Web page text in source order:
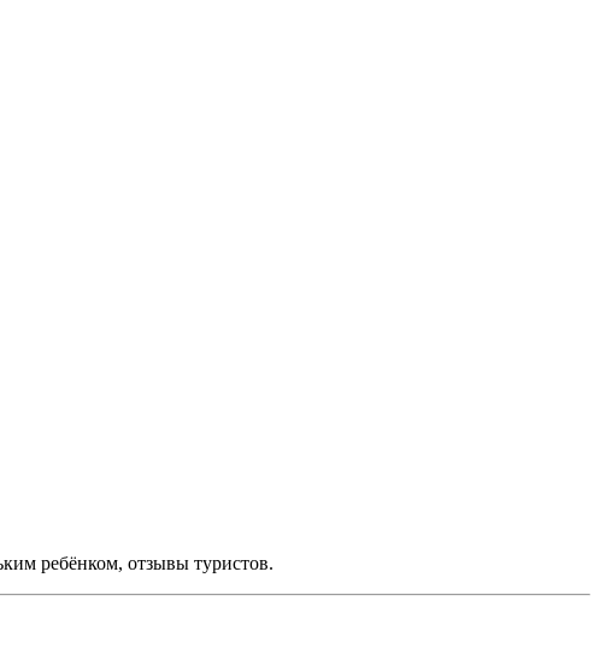
ребёнком, отзывы туристов.